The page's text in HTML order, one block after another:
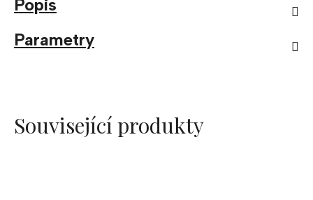
Popis
Parametry
Související produkty